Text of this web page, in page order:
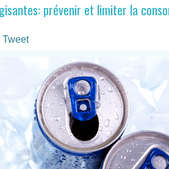
prévenir et limiter la
Tweet